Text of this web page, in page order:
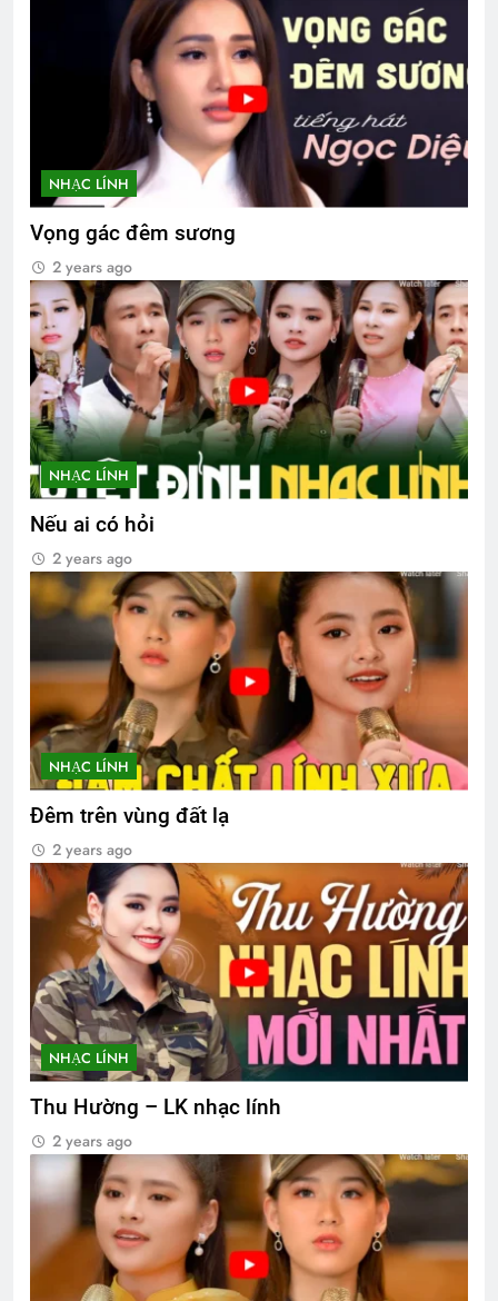
NHẠC LÍNH
Vọng gác đêm sương
2 years ago
NHẠC LÍNH
Nếu ai có hỏi
2 years ago
NHẠC LÍNH
Đêm trên vùng đất lạ
2 years ago
NHẠC LÍNH
Thu Hường – LK nhạc lính
2 years ago